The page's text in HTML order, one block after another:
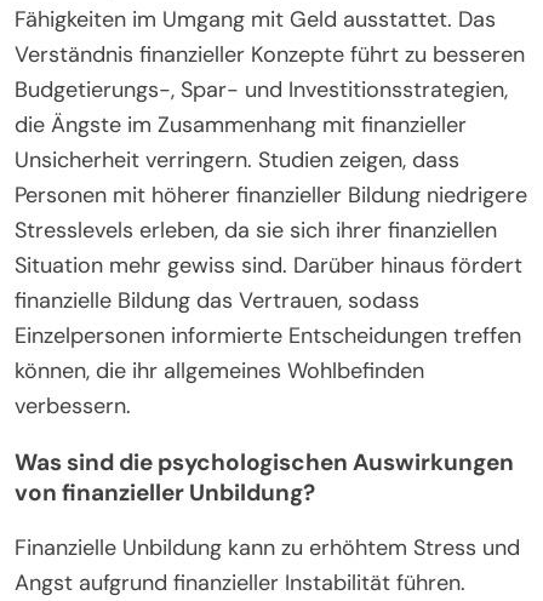
Fähigkeiten im Umgang mit Geld ausstattet. Das
Verständnis finanzieller Konzepte führt zu besseren
Budgetierungs-, Spar- und Investitionsstrategien,
die Ängste im Zusammenhang mit finanzieller
Unsicherheit verringern. Studien zeigen, dass
Personen mit höherer finanzieller Bildung niedrigere
Stresslevels erleben, da sie sich ihrer finanziellen
Situation mehr gewiss sind. Darüber hinaus fördert
finanzielle Bildung das Vertrauen, sodass
Einzelpersonen informierte Entscheidungen treffen
können, die ihr allgemeines Wohlbefinden
verbessern.
Was sind die psychologischen Auswirkungen
von finanzieller Unbildung?
Finanzielle Unbildung kann zu erhöhtem Stress und
Angst aufgrund finanzieller Instabilität führen.